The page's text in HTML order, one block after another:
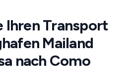
Ihren Transport
Mailand
nach Como